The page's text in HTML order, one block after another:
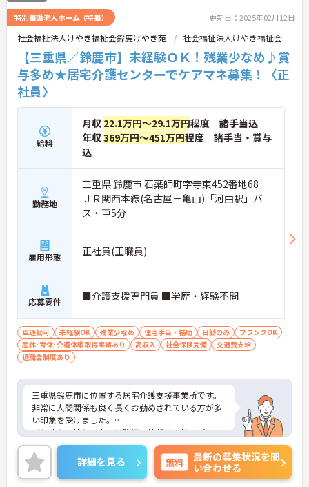
特別養護老人ホーム（特養） 更新日：2025年02月12日
社会福祉法人けやき福祉会鈴鹿けやき苑 社会福祉法人けやき福祉会
【三重県／鈴鹿市】未経験ＯＫ！残業少なめ♪賞
与多め★居宅介護センターでケアマネ募集！〈正
社員〉
給料
月収 22.1万円～29.1万円程度 諸手当込
年収369万円～451万円程度 諸手当・賞与
込
勤務地
三重県 鈴鹿市 石薬師町字寺東452番地68
ＪＲ関西本線(名古屋－亀山)「河曲駅」バ
ス・車5分
雇用形態 正社員(正職員)
応募要件 ■介護支援専門員 ■学歴・経験不問
車通勤可 未経験OK 残業少なめ 住宅手当・補助 日勤のみ
ブランクOK
産休･育休･介護休暇取得実績あり
高収入 社会保険完備
交通費支給
退職金制度あり
三重県鈴鹿市に位置する居宅介護支援事業所です。
非常に人間関係も良く長くお勤めされている方が多
い印象を受けました。
ご興味をお持ちの方には詳細の情報や面接のポイン
トをお伝えしますのでお気軽にお問い合わせくださ
いませ。
詳細を見る 無料
最新の募集状況を問
い合わせる